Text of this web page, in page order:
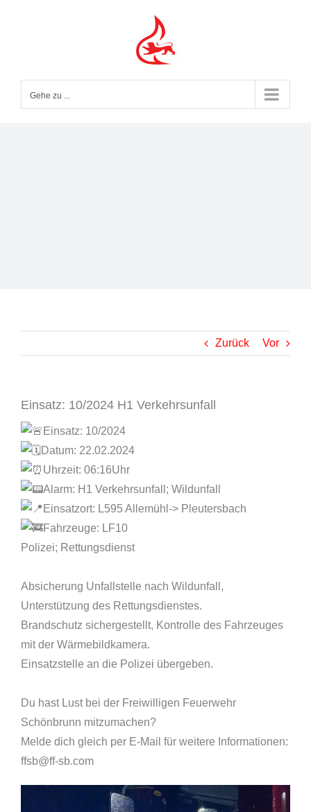
Gehe zu ...
Zurück Vor
Einsatz: 10/2024 H1 Verkehrsunfall
Einsatz: 10/2024
Datum: 22.02.2024
Uhrzeit: 06:16Uhr
Alarm: H1 Verkehrsunfall; Wildunfall
Einsatzort: L595 Allemühl-> Pleutersbach
Fahrzeuge: LF10
Polizei; Rettungsdienst
Absicherung Unfallstelle nach Wildunfall,
Unterstützung des Rettungsdienstes.
Brandschutz sichergestellt, Kontrolle des Fahrzeuges
mit der Wärmebildkamera.
Einsatzstelle an die Polizei übergeben.
Du hast Lust bei der Freiwilligen Feuerwehr
Schönbrunn mitzumachen?
Melde dich gleich per E-Mail für weitere Informationen:
ffsb@ff-sb.com